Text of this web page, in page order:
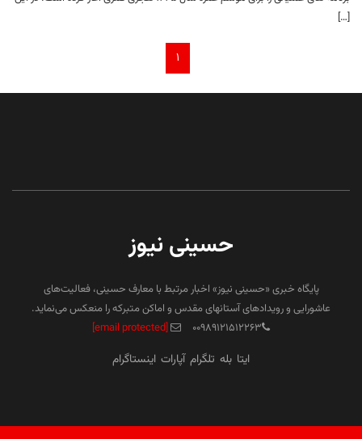
[…]
۱
حسینی نیوز
پایگاه خبری «حسینی نیوز» اخبار مرتبط با معارف حسینی، فعالیت‌های
عاشورایی و رویدادهای آستانهای مقدس و اماکن متبرکه را منعکس می‌نماید.
۰۰۹۸۹۱۲۱۵۱۲۲۶۳
[email protected]
ایتا بله تلگرام آپارات اینستاگرام